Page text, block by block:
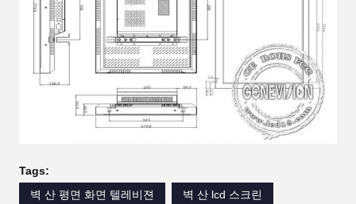
Tags:
벽 산 평면 화면 텔레비젼
벽 산 lcd 스크린